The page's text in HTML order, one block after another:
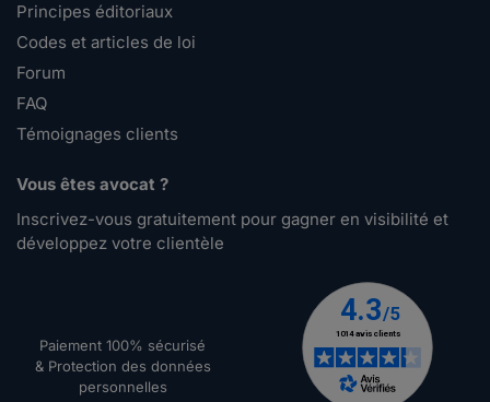
Principes éditoriaux
Codes et articles de loi
Forum
FAQ
Témoignages clients
Vous êtes avocat ?
Inscrivez-vous gratuitement pour gagner en visibilité et
développez votre clientèle
Paiement 100% sécurisé
& Protection des données
personnelles